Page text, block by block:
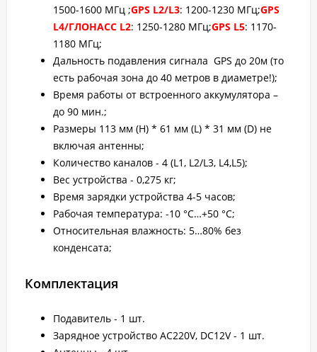
1500-1600 МГц ;GPS L2/L3: 1200-1230 МГц;GPS
L4/ГЛОНАСС L2: 1250-1280 МГц;GPS L5: 1170-
1180 МГц;
Дальность подавления сигнала GPS до 20м (то
есть рабочая зона до 40 метров в диаметре!);
Время работы от встроенного аккумулятора –
до 90 мин.;
Размеры 113 мм (H) * 61 мм (L) * 31 мм (D) не
включая антенны;
Количество каналов - 4 (L1, L2/L3, L4,L5);
Вес устройства - 0,275 кг;
Время зарядки устройства 4-5 часов;
Рабочая температура: -10 °С…+50 °С;
Относительная влажность: 5…80% без
конденсата;
Комплектация
Подавитель - 1 шт.
Зарядное устройство AC220V, DC12V - 1 шт.